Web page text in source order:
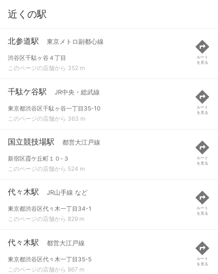
近くの駅
北参道駅 東京メトロ副都心線
渋谷区千駄ヶ谷４丁目
このページの店舗から 352 m
ルート
を見る
千駄ケ谷駅 JR中央・総武線
東京都渋谷区千駄ヶ谷一丁目35-10
このページの店舗から 363 m
ルート
を見る
国立競技場駅 都営大江戸線
新宿区霞ケ丘町１０-３
このページの店舗から 524 m
ルート
を見る
代々木駅 JR山手線 など
東京都渋谷区代々木一丁目34-1
このページの店舗から 829 m
ルート
を見る
代々木駅 都営大江戸線
東京都渋谷区代々木一丁目35-5
このページの店舗から 867 m
ルート
を見る